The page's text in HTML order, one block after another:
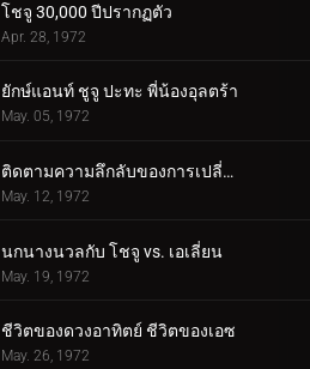
โชจู 30,000 ปีปรากฏตัว
Apr. 28, 1972
ยักษ์แอนท์ ชูจู ปะทะ พี่น้องอุลตร้า
May. 05, 1972
ติดตามความลึกลับของการเปลี่ยนแปลง Chouju
May. 12, 1972
นกนางนวลกับ โชจู vs. เอเลี่ยน
May. 19, 1972
ชีวิตของดวงอาทิตย์ ชีวิตของเอซ
May. 26, 1972